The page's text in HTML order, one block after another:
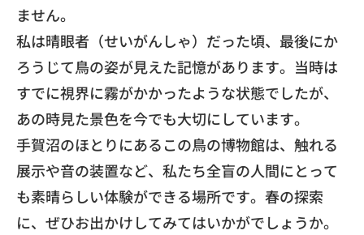
ません。
​私は晴眼者（せいがんしゃ）だった頃、 最後にか
ろうじて鳥の姿が見えた記憶があります。 当時は
すでに視界に霧がかかったような状態でしたが、
あの時見た景色を今でも大切にしています。
​手賀沼のほとりにあるこの鳥の博物館は、 触れる
展示や音の装置など、 私たち全盲の人間にとって
も素晴らしい体験ができる場所です。 春の探索
に、ぜひお出かけしてみてはいかがでしょうか。